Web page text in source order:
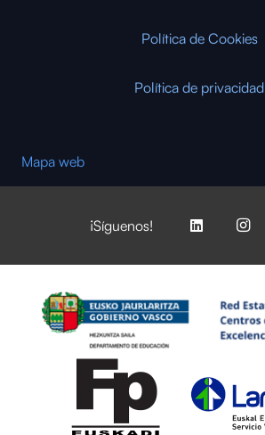
Política de Cookies
Política de privacidad
Mapa web
¡Síguenos!